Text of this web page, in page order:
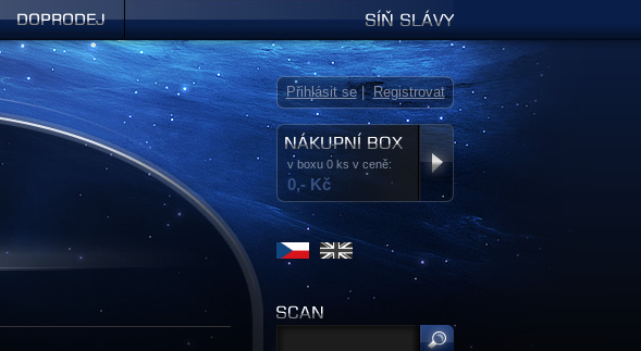
v boxu 0 ks v ceně:
0,- Kč
Přihlásit se|Registrovat
Síň slávy